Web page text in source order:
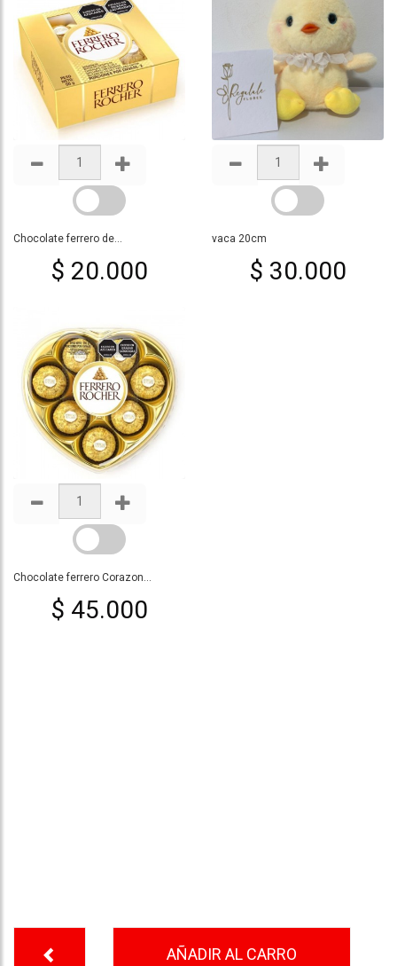
Chocolate ferrero de...
$ 20.000
vaca 20cm
$ 30.000
Chocolate ferrero Corazon...
$ 45.000
AÑADIR AL CARRO